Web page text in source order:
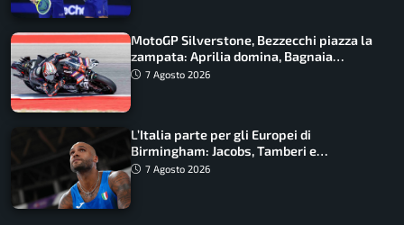
MotoGP Silverstone, Bezzecchi piazza la
zampata: Aprilia domina, Bagnaia
costretto al Q1
7 Agosto 2026
L’Italia parte per gli Europei di
Birmingham: Jacobs, Tamberi e
Battocletti guidano una spedizione
7 Agosto 2026